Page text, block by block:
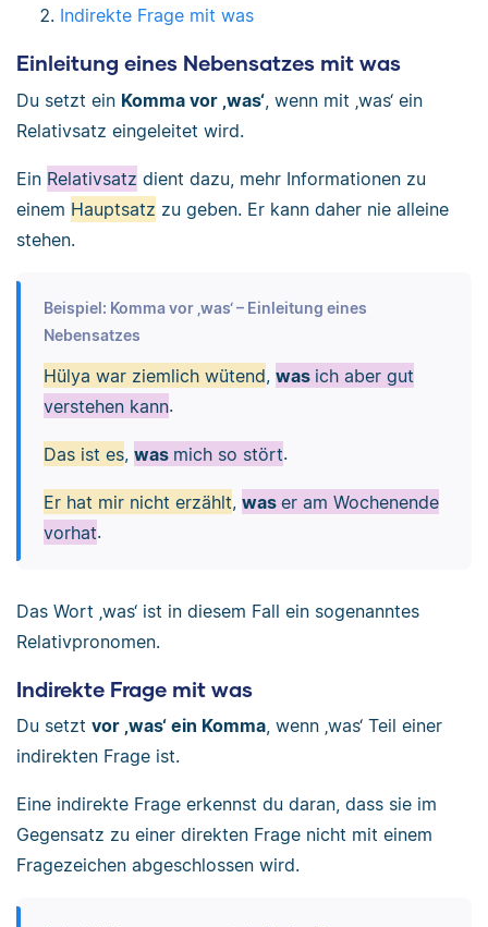
Indirekte Frage mit was
Einleitung eines Nebensatzes mit was
Du setzt ein Komma vor ‚was‘, wenn mit ‚was‘ ein
Relativsatz eingeleitet wird.
Ein Relativsatz dient dazu, mehr Informationen zu
einem Hauptsatz zu geben. Er kann daher nie alleine
stehen.
Beispiel: Komma vor ‚was‘ – Einleitung eines
Nebensatzes
Hülya war ziemlich wütend, was ich aber gut
verstehen kann.
Das ist es, was mich so stört.
Er hat mir nicht erzählt, was er am Wochenende
vorhat.
Das Wort ‚was‘ ist in diesem Fall ein sogenanntes
Relativpronomen.
Indirekte Frage mit was
Du setzt vor ‚was‘ ein Komma, wenn ‚was‘ Teil einer
indirekten Frage ist.
Eine indirekte Frage erkennst du daran, dass sie im
Gegensatz zu einer direkten Frage nicht mit einem
Fragezeichen abgeschlossen wird.